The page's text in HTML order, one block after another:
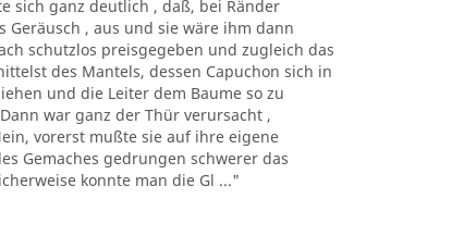
sich ganz deutlich , daß, bei Ränder
, aus und sie wäre ihm dann
schutzlos preisgegeben und zugleich das
des Mantels, dessen Capuchon sich in
und die Leiter dem Baume so zu
war ganz der Thür verursacht ,
vorerst mußte sie auf ihre eigene
Gemaches gedrungen schwerer das
konnte man die Gl ..."